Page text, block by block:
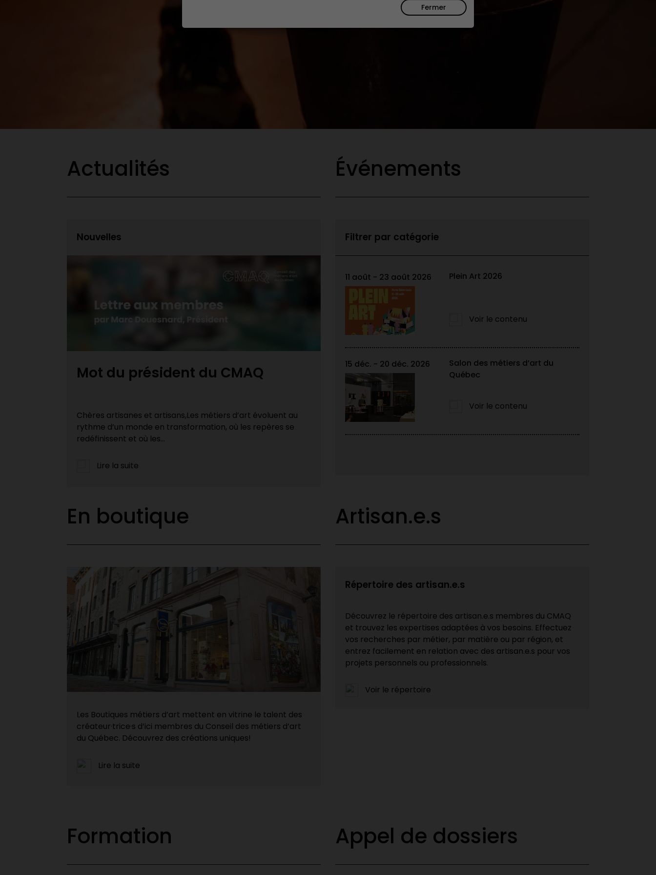
Fermer
Actualités
Nouvelles
Une année de formation bien
Retour sur la saison de formation 2025-2026 !
Lire la suite
Expositions des finissant·e·s du
DEC Techniques de...
Félicitations aux finissant·e·s du DEC Techniques de métiers
leurs projets ambitieux de fin...
Événements
Filtrer par catégorie
11 août - 23 août 2026 Plein Art 2026
Voir le contenu
15 déc. - 20 déc. 2026
Salon des métiers d’art du
Québec
Voir le contenu
En boutique
Les Boutiques métiers d’art mettent en vitrine le talent des
créateur·trice·s d’ici membres du Conseil des métiers d’art
du Québec. Découvrez des créations uniques!
Lire la suite
Artisan.e.s
Répertoire des artisan.e.s
Découvrez le répertoire des artisan.e.s membres du CMAQ
et trouvez les expertises adaptées à vos besoins. Effectuez
vos recherches par métier, par matière ou par région, et
entrez facilement en relation avec des artisan.e.s pour vos
projets personnels ou professionnels.
Voir le répertoire
Formation Appel de dossiers